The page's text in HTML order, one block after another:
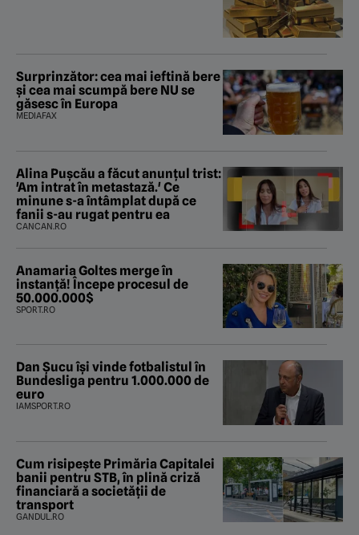
Surprinzător: cea mai ieftină bere
și cea mai scumpă bere NU se
găsesc în Europa
MEDIAFAX
Alina Pușcău a făcut anunțul trist:
'Am intrat în metastază.' Ce
minune s-a întâmplat după ce
fanii s-au rugat pentru ea
CANCAN.RO
Anamaria Goltes merge în
instanță! Începe procesul de
50.000.000$
SPORT.RO
Dan Șucu își vinde fotbalistul în
Bundesliga pentru 1.000.000 de
euro
IAMSPORT.RO
Cum risipește Primăria Capitalei
banii pentru STB, în plină criză
financiară a societății de
transport
GANDUL.RO